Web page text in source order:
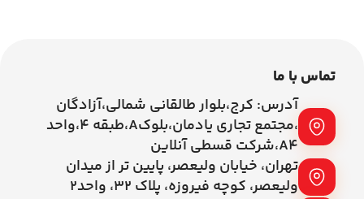
تماس با ما
آدرس: کرج،بلوار طالقانی شمالی،آزادگان
،مجتمع تجاری یادمان،بلوکA،طبقه ۴،واحد
A4،شرکت قسطی آنلاین
تهران، خیابان ولیعصر، پایین تر از میدان
ولیعصر، کوچه فیروزه، پلاک 32، واحد2